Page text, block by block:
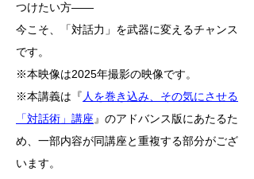
つけたい方――
今こそ、「対話力」を武器に変えるチャンス
です。
※本映像は2025年撮影の映像です。
※本講義は『 人を巻き込み、その気にさせる
「対話術」講座 』のアドバンス版にあたるた
め、一部内容が同講座と重複する部分がござ
います。